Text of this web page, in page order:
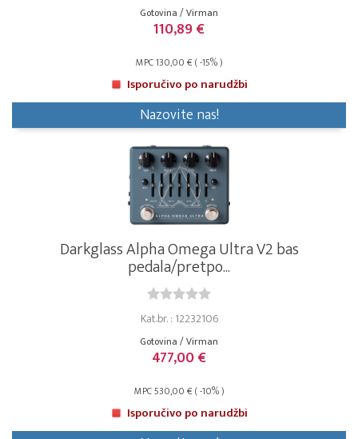
Gotovina / Virman
110,89 €
MPC 130,00 € ( -15% )
Isporučivo po narudžbi
Nazovite nas!
Darkglass Alpha Omega Ultra V2 bas
pedala/pretpo...
Kat.br. : 12232106
Gotovina / Virman
477,00 €
MPC 530,00 € ( -10% )
Isporučivo po narudžbi